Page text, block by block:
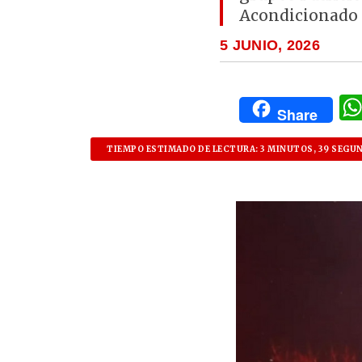
5 JUNIO, 2026
Share
TIEMPO ESTIMADO DE LECTURA: 3 MINUTOS, 39